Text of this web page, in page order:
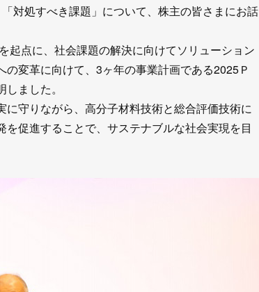
対処すべき課題」について、株主の皆さまにお話
起点に、社会課題の解決に向けてソリューション
変革に向けて、3ヶ年の事業計画である2025Ｐ
ました。
に守りながら、高分子材料技術と総合評価技術に
促進することで、サステナブルな社会実現を目